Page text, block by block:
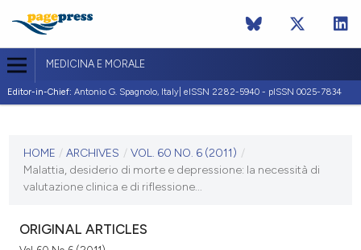
MEDICINA E MORALE
Editor-in-Chief: Antonio G. Spagnolo, Italy| eISSN 2282-5940 - pISSN 0025-7834
VOL. 60 NO. 6 (2011)
HOME / ARCHIVES / VOL. 60 NO. 6 (2011) /
Malattia, desiderio di morte e depressione: la necessità di
valutazione clinica e di riflessione...
ORIGINAL ARTICLES